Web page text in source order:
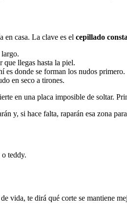
en casa. La clave es el cepillado
llegas hasta la piel.
es donde se forman los nudos primero.
en seco a tirones.
en una placa imposible de soltar.
y, si hace falta, raparán esa zona
teddy.
vida, te dirá qué corte se mantiene